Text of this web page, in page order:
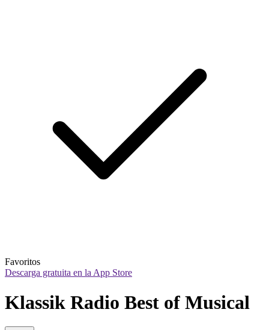
Favoritos
Descarga gratuita en la App Store
Klassik Radio Best of Musical